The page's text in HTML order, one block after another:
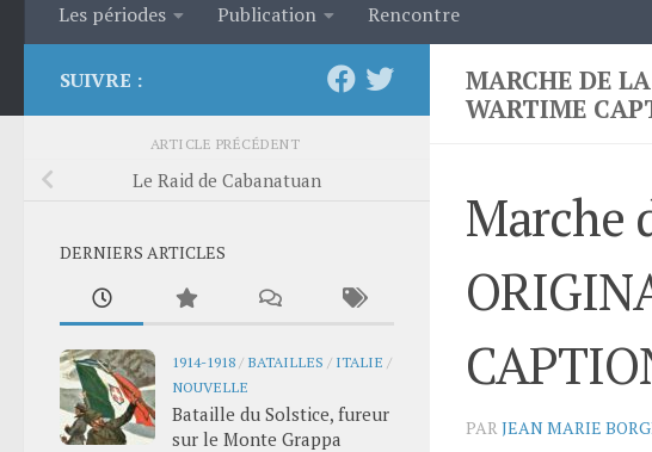
Les périodes Publication Rencontre
MARCHE DE
WARTIME
Marche
PAR JEAN MARIE
SUIVRE :
ARTICLE PRÉCÉDENT
Le Raid de Cabanatuan
DERNIERS ARTICLES
1914-1918 / BATAILLES / ITALIE /
NOUVELLE
Bataille du Solstice, fureur
sur le Monte Grappa